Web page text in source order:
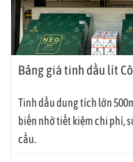
Bảng giá tinh dầu lít
Tinh dầu dung tích lớn
biến nhờ tiết kiệm chi phí,
cầu.